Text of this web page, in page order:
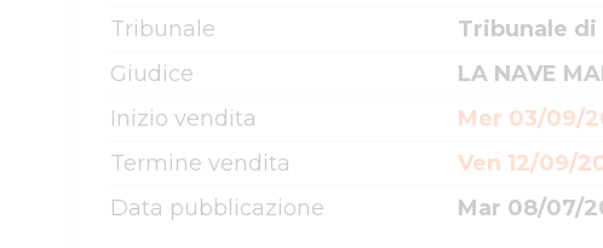
Tribunale
Tribunale di
Giudice
LA NAVE
Inizio vendita
Mer 03/09/
Termine vendita
Ven 12/09/
Data pubblicazione
Mar 08/07/